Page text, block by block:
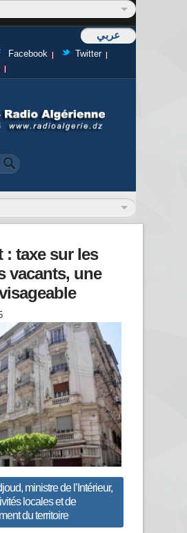
عربي
Facebook
Twitter
de recherche
: taxe sur les
vacants, une
ministre de l’Intérieur,
locales et de
du territoire